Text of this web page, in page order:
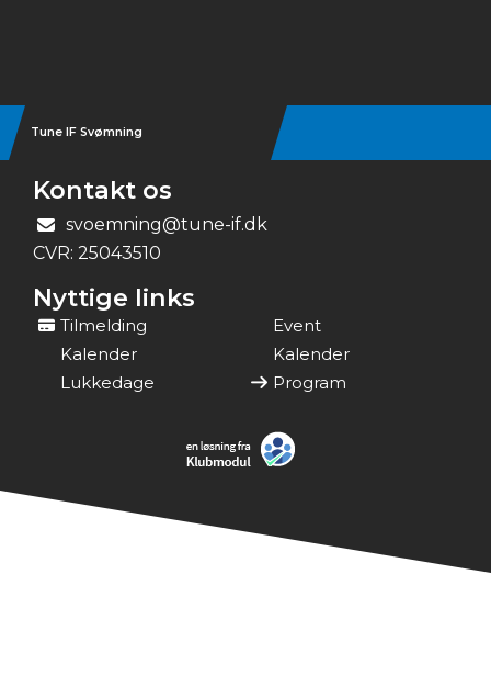
Tune IF Svømning
Kontakt os
svoemning@tune-if.dk
CVR: 25043510
Nyttige links
Tilmelding
Event
Kalender
Kalender
Lukkedage
Program